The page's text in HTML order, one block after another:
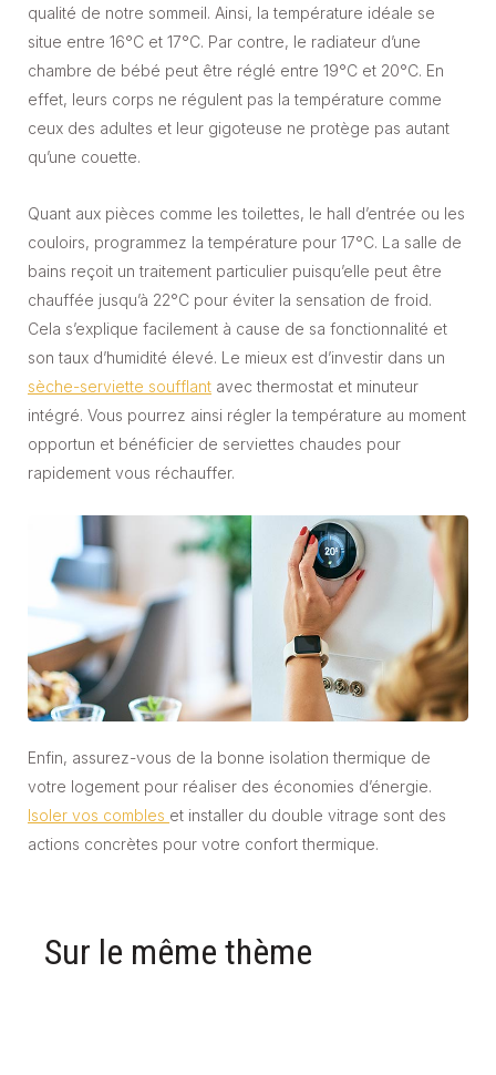
qualité de notre sommeil. Ainsi, la température idéale se
situe entre 16°C et 17°C. Par contre, le radiateur d’une
chambre de bébé peut être réglé entre 19°C et 20°C. En
effet, leurs corps ne régulent pas la température comme
ceux des adultes et leur gigoteuse ne protège pas autant
qu’une couette.
Quant aux pièces comme les toilettes, le hall d’entrée ou les
couloirs, programmez la température pour 17°C. La salle de
bains reçoit un traitement particulier puisqu’elle peut être
chauffée jusqu’à 22°C pour éviter la sensation de froid.
Cela s’explique facilement à cause de sa fonctionnalité et
son taux d’humidité élevé. Le mieux est d’investir dans un
sèche-serviette soufflant avec thermostat et minuteur
intégré. Vous pourrez ainsi régler la température au moment
opportun et bénéficier de serviettes chaudes pour
rapidement vous réchauffer.
Enfin, assurez-vous de la bonne isolation thermique de
votre logement pour réaliser des économies d’énergie.
Isoler vos combles et installer du double vitrage sont des
actions concrètes pour votre confort thermique.
Sur le même thème